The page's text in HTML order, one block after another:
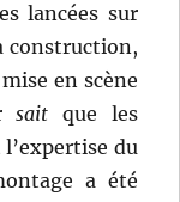
lancées sur
construction,
en scène
sait que les
du
a été